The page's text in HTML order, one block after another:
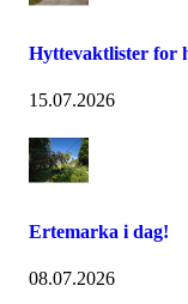
Hyttevaktlister for
15.07.2026
Ertemarka i dag!
08.07.2026